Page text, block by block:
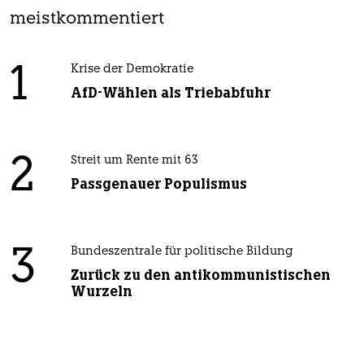
meistkommentiert
1 Krise der Demokratie
AfD-Wählen als Triebabfuhr
2 Streit um Rente mit 63
Passgenauer Populismus
3 Bundeszentrale für politische Bildung
Zurück zu den antikommunistischen
Wurzeln